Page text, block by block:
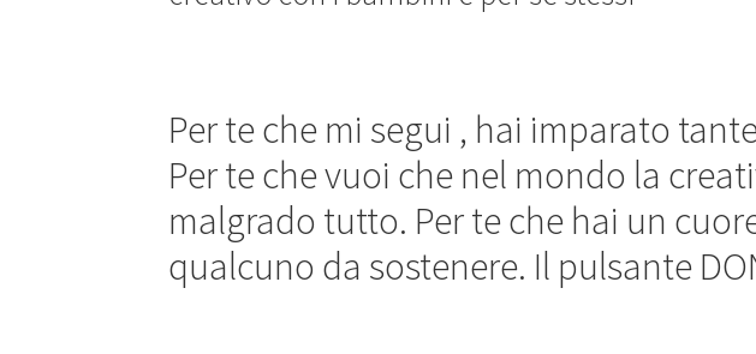
Per te che mi segui , hai imparato
Per te che vuoi che nel mondo la
malgrado tutto. Per te che hai un
qualcuno da sostenere. Il pulsante